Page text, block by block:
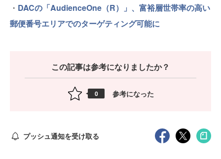
・ DACの「AudienceOne（R）」、富裕層世帯率の高い
郵便番号エリアでのターゲティング可能に
この記事は参考になりましたか？
0 参考になった
プッシュ通知を受け取る